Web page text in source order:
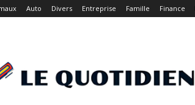
Auto Divers Entreprise Famille Finance